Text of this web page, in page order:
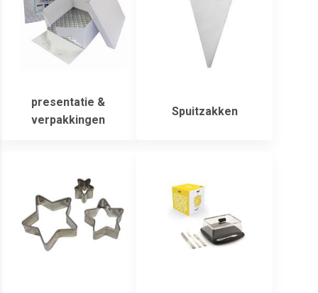
presentatie &
verpakkingen
Spuitzakken